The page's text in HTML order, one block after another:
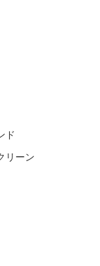
ド
リーン